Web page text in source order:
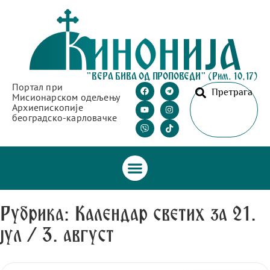
"ВЕРА БИВА ОД ПРОПОВЕДИ" (Рим. 10,17)
Портал при
Мисионарском одељењу
Архиепископије
београдско-карловачке
Претрага
Рубрика: Календар светих за 21.
јул / 3. август